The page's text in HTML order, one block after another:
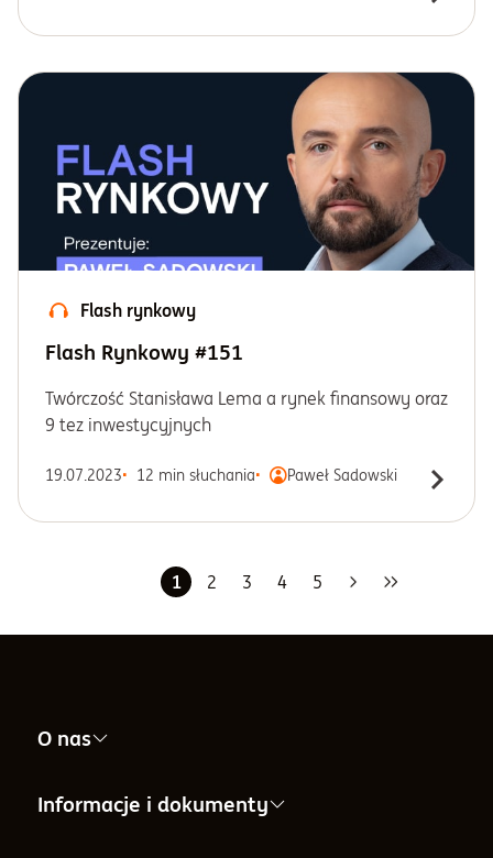
Flash rynkowy
Flash Rynkowy #151
Twórczość Stanisława Lema a rynek finansowy oraz
9 tez inwestycyjnych
19.07.2023 12 min słuchania Paweł Sadowski
1 2 3 4 5
NastępnaOstatnia
O nas
Nasza firma
Informacje i dokumenty